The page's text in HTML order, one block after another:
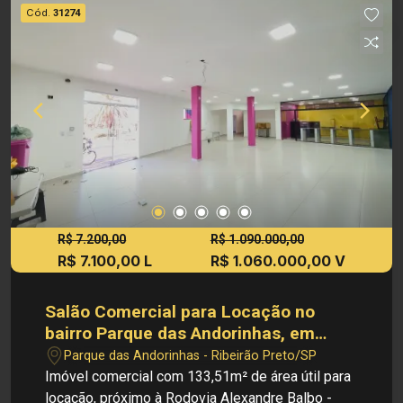
Investimento de IPTU: R$ 408,00 Investimento
de Venda: R$ 1.000.000,00 Obs.: como imobiliária,
me reservo o direito de alterar qualquer
informação referente aos valores, dados e
disponibilidade de meus imóveis, sem aviso
prévio.
Cód. 31274
R$ 7.200,00
R$ 7.100,00 L
R$ 1.090.000,00
R$ 1.060.000,00 V
Salão Comercial para Locação no
bairro Parque das Andorinhas, em
Ribeirão Preto
Parque das Andorinhas - Ribeirão Preto/SP
Imóvel comercial com 133,51m² de área útil para
locação, próximo à Rodovia Alexandre Balbo -